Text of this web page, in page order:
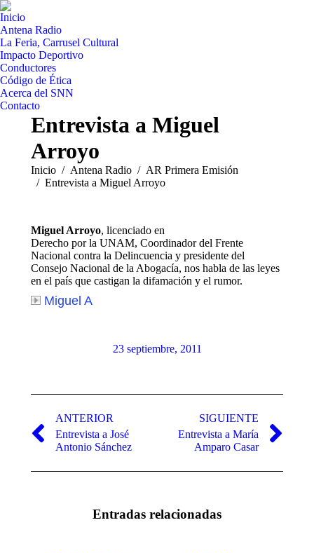
Inicio
Antena Radio
La Feria, Carrusel Cultural
Impacto Deportivo
Conductores
Código de Ética
Acerca del SNN
Contacto
Entrevista a Miguel
Arroyo
Estás aquí:
Inicio Antena Radio
AR Primera Emisión
Entrevista a Miguel Arroyo
Miguel Arroyo, licenciado en
Derecho por la UNAM, Coordinador del Frente
Nacional contra la Delincuencia y presidente del
Consejo Nacional de la Abogacía, nos habla de las leyes
en el país que castigan la difamación y el rumor.
Miguel A
23 septiembre, 2011
entre
publicaciones
ANTERIOR
Publicación
anterior:
Entrevista a José
Antonio Sánchez
SIGUIENTE
Publicación
siguiente:
Entrevista a María
Amparo Casar
Entradas relacionadas